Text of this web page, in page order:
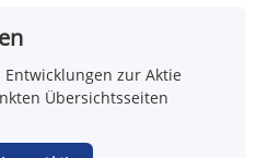
zur Aktie
Übersichtsseiten